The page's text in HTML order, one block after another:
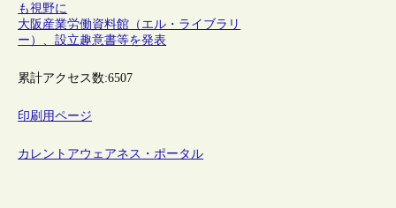
も視野に
大阪産業労働資料館（エル・ライブラリ
ー）、設立趣意書等を発表
累計アクセス数:6507
印刷用ページ
カレントアウェアネス・ポータル